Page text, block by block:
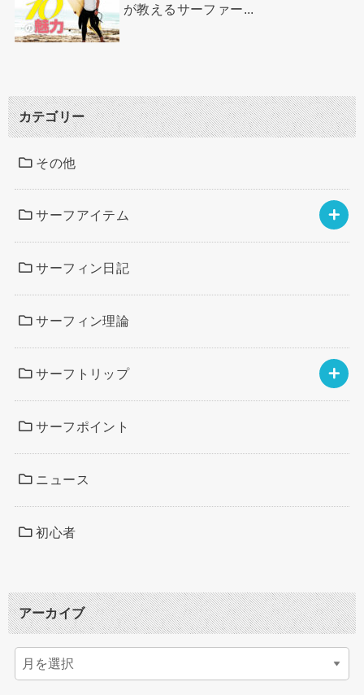
が教えるサーファー...
カテゴリー
その他
サーフアイテム
サーフィン日記
サーフィン理論
サーフトリップ
サーフポイント
ニュース
初心者
アーカイブ